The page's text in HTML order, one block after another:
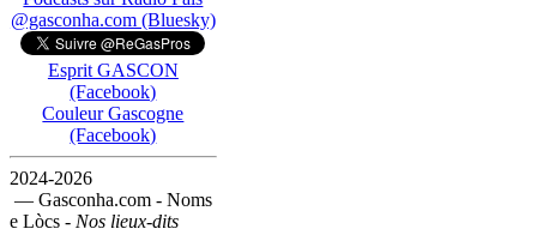
@gasconha.com (Bluesky)
Esprit GASCON
(Facebook)
Couleur Gascogne
(Facebook)
2024-2026
— Gasconha.com - Noms
e Lòcs - Nos lieux-dits